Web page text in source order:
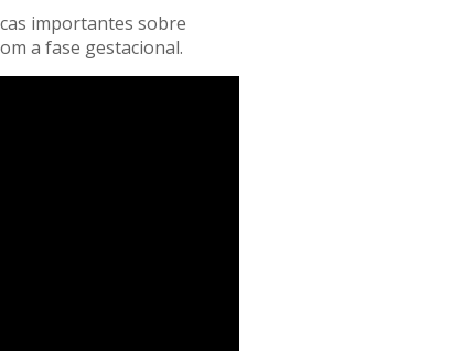
importantes sobre
a fase gestacional.